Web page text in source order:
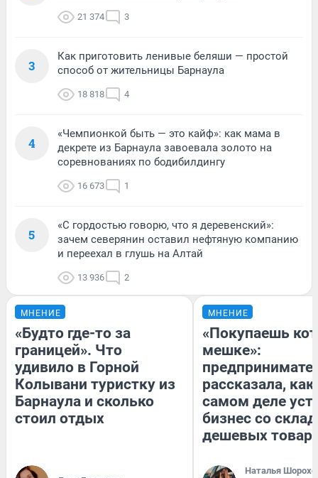
21 374 3
3
Как приготовить ленивые беляши — простой
способ от жительницы Барнаула
18 818 4
4
«Чемпионкой быть — это кайф»: как мама в
декрете из Барнаула завоевала золото на
соревнованиях по бодибилдингу
16 673 1
5
«С гордостью говорю, что я деревенский»:
зачем северянин оставил нефтяную компанию
и переехал в глушь на Алтай
13 936 2
МНЕНИЕ
«Будто где-то за
границей». Что
удивило в Горной
Колывани туристку из
Барнаула и сколько
стоил отдых
МНЕНИЕ
«Покупаешь
мешке»:
рассказала, как
самом деле
бизнес со
дешевых
Наталья